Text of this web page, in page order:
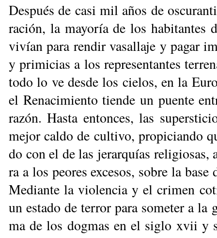
Des­pués de ca­si mil años de
ra­ción, la ma­yo­ría de los ha­bi­tan­tes
vi­vían pa­ra ren­dir va­sa­lla­je y pa­gar
y pri­mi­cias a los re­pre­sen­tan­tes
to­do lo ve des­de los cie­los, en la
el Re­na­ci­mien­to tien­de un puen­te
ra­zón. Has­ta en­ton­ces, las
me­jor cal­do de cul­ti­vo, pro­pi­cian­do
do con el de las je­rar­quías
ra a los peo­res ex­ce­sos, so­bre la
Me­dian­te la vio­len­cia y el cri­men
un es­ta­do de te­rror pa­ra so­me­ter a
ma de los dog­mas en el si­glo xvii y